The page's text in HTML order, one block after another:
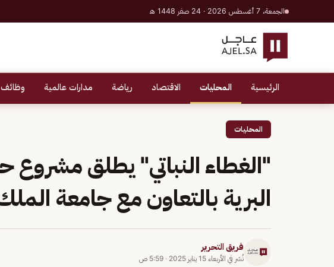
الجمعة، 7 أغسطس 2026 · 24 صفر 1448 هـ
الرئيسية المحليات الاقتصاد رياضة مدارات عالمية وظائف
المحليات
"الغطاء النباتي" يطلق مشروع
البرية بالتعاون مع جامعة
فريق التحرير
نُشر في الأربعاء 15 يناير 2025 · 5:59 ص